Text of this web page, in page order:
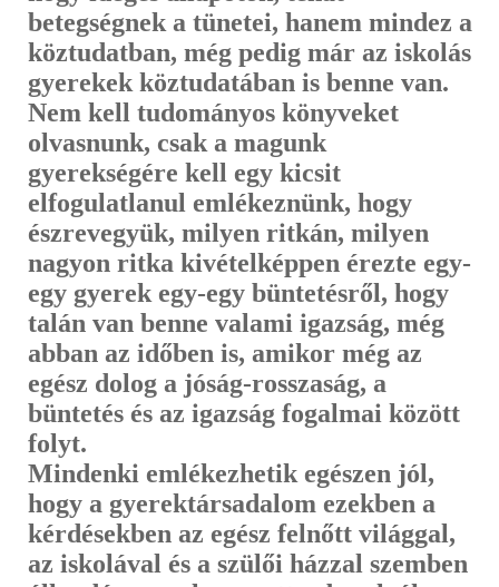
betegségnek a tünetei, hanem mindez a
köztudatban, még pedig már az iskolás
gyerekek köztudatában is benne van.
Nem kell tudományos könyveket
olvasnunk, csak a magunk
gyerekségére kell egy kicsit
elfogulatlanul emlékeznünk, hogy
észrevegyük, milyen ritkán, milyen
nagyon ritka kivételkép­pen érezte egy-
egy gyerek egy-egy büntetésről, hogy
talán van benne valami igazság, még
abban az időben is, amikor még az
egész dolog a jó­ság-rosszaság, a
büntetés és az igazság fogalmai között
folyt.
Mindenki em­lékezhetik egészen jól,
hogy a gyerektársadalom ezekben a
kérdésekben az egész felnőtt világgal,
az iskolával és a szülői házzal szemben